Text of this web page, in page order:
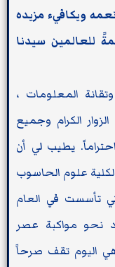
ويكافيء مزيده
للعالمين سيدنا
المعلومات ،
الكرام وجميع
يطيب لي أن
علوم الحاسوب
تأسست في العام
نحو مواكبة عصر
اليوم تقف صرحاً